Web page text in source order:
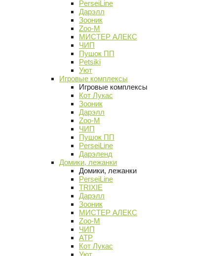
PerseiLine
Дарэлл
Зооник
Zoo-M
МИСТЕР АЛЕКС
ЧИП
Пушок ПП
Petsiki
Уют
Игровые комплексы
Игровые комплексы
Кот Лукас
Зооник
Дарэлл
Zoo-M
ЧИП
Пушок ПП
PerseiLine
Дарэленд
Домики, лежанки
Домики, лежанки
PerseiLine
TRIXIE
Дарэлл
Зооник
МИСТЕР АЛЕКС
Zoo-M
ЧИП
АТР
Кот Лукас
Уют